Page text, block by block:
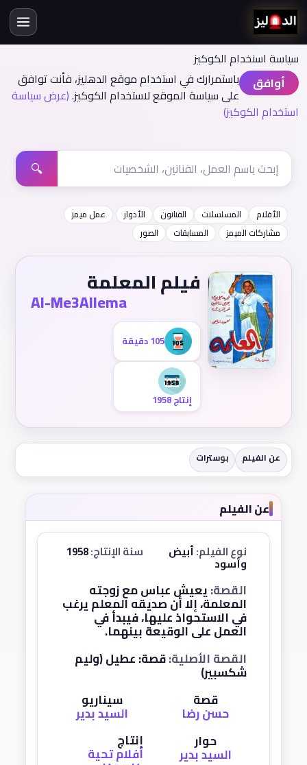
سياسة اسنخدام الكوكيز
أوافق
باستمرارك في استخدام موقع الدهليز، فأنت توافق
على سياسة الموقع لاستخدام الكوكيز.(عرض سياسة
استخدام الكوكيز)
🔍
الأفلام المسلسلات الفنانون الأدوار
عمل ميمز
مشاركات الميمز
المسابقات الصور
فيلم المعلمة
Al-Me3Allema
105 دقيقة
إنتاج 1958
عن الفيلم بوسترات
عن الفيلم
نوع الفيلم:أبيض
وأسود
سنة الإنتاج:
القصة:يعيش عباس مع زوجته
المعلمة، إلا أن صديقه المعلم يرغب
في الاستحواذ عليها، فيبدأ في
العمل على الوقيعة بينهما.
القصة الأصلية:قصة: عطيل (وليم
شكسبير)
قصة
حسن رضا
سيناريو
السيد بدير
حوار
السيد بدير
إنتاج
أفلام تحية